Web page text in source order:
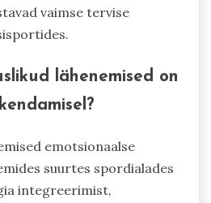
vaimse tervise
lähenemised on
emotsionaalse
suurtes spordialades
integreerimist,